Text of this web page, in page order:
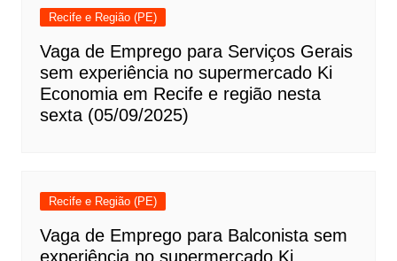
Recife e Região (PE)
Vaga de Emprego para Serviços Gerais
sem experiência no supermercado Ki
Economia em Recife e região nesta
sexta (05/09/2025)
Recife e Região (PE)
Vaga de Emprego para Balconista sem
experiência no supermercado Ki